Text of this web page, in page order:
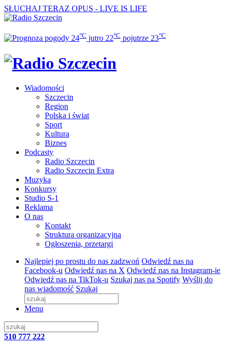
SŁUCHAJ TERAZ OPUS - LIVE IS LIFE
24°C jutro 22°C pojutrze 23°C
Wiadomości
Szczecin
Region
Polska i świat
Sport
Kultura
Biznes
Podcasty
Radio Szczecin
Radio Szczecin Extra
Muzyka
Konkursy
Studio S-1
Reklama
O nas
Kontakt
Struktura organizacyjna
Ogłoszenia, przetargi
Najlepiej po prostu do nas zadzwoń Odwiedź nas na
Facebook-u Odwiedź nas na X Odwiedź nas na Instagram-ie
Odwiedź nas na TikTok-u Szukaj nas na Spotify Wyślij do
nas wiadomość Szukaj
Menu
510 777 222